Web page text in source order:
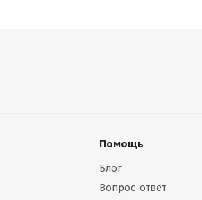
Помощь
Блог
Вопрос-ответ